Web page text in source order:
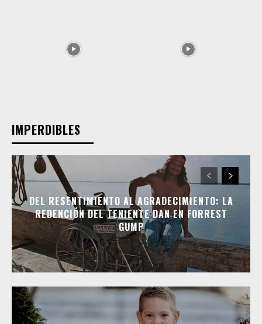
IMPERDIBLES
DEL RESENTIMIENTO AL AGRADECIMIENTO: LA
REDENCIÓN DEL TENIENTE DAN EN FORREST
GUMP